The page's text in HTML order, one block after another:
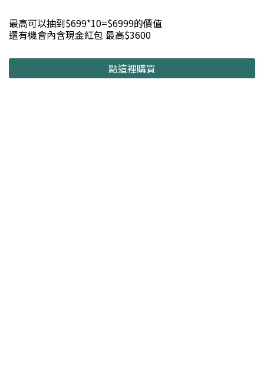
最高可以抽到$699*10=$6999的價值
還有機會內含現金紅包 最高$3600
點這裡購買